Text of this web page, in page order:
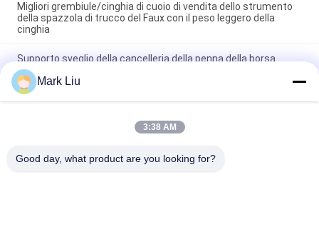
Migliori grembiule/cinghia di cuoio di vendita dello strumento
della spazzola di trucco del Faux con il peso leggero della
cinghia
Supporto sveglio della cancelleria della penna della borsa
cosmetica di trucco di viaggio della chiusura della chiusura
lampo della banda di Wave del sacchetto dell'astuccio per le
matite dell'unità di elaborazione
Borsa professionale di stoccaggio della matita della penna del
supporto dell'articolo da toeletta del sacchetto del rotolo della
Mark Liu
3:38 AM
Good day, what product are you looking for?